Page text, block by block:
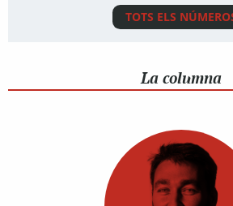
TOTS ELS
La columna